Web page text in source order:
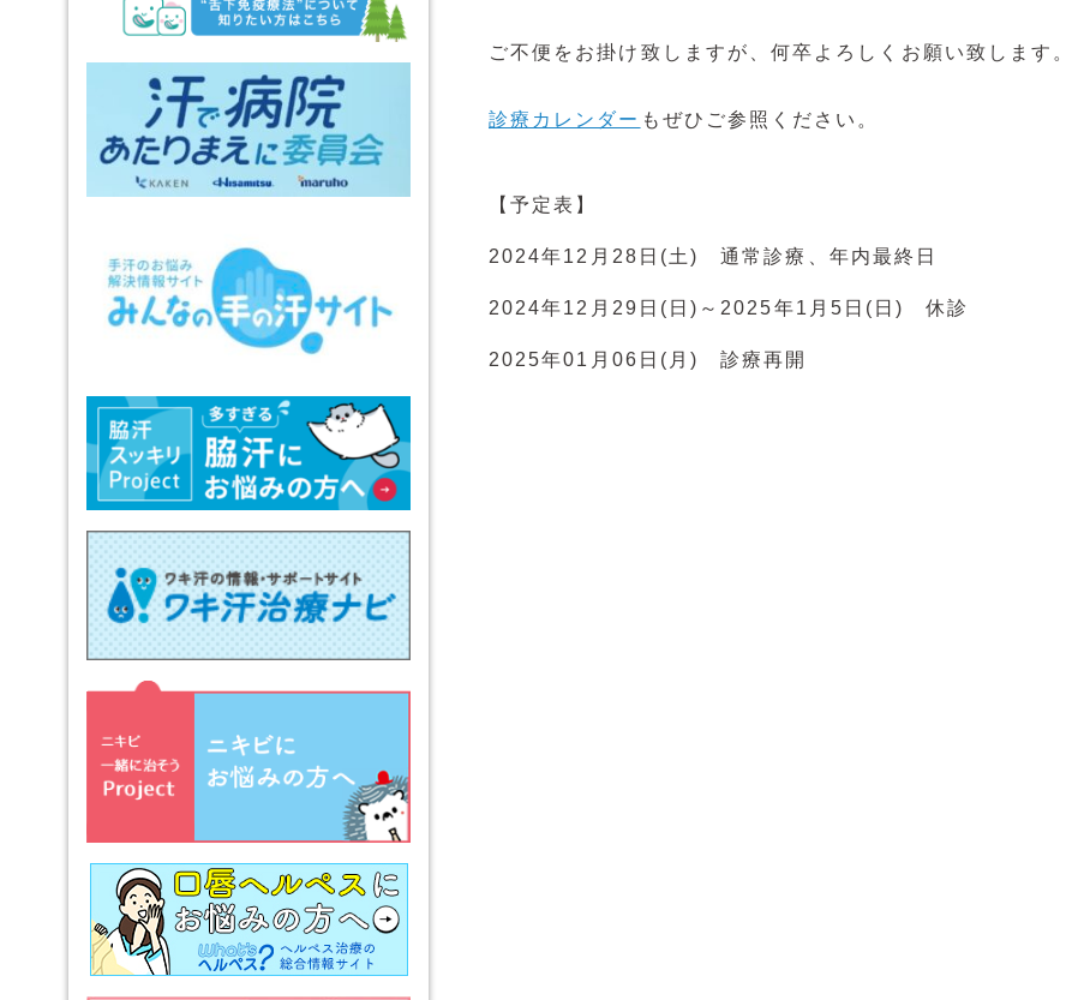
ご不便をお掛け致しますが、何卒よろしくお願い致します。
診療カレンダー もぜひご参照ください。
【予定表】
2024年12月28日(土) 通常診療、年内最終日
2024年12月29日(日)～2025年1月5日(日) 休診
2025年01月06日(月) 診療再開